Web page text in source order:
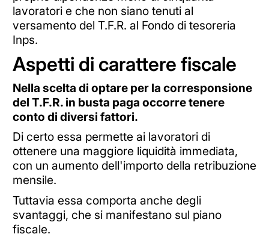
lavoratori e che non siano tenuti al
versamento del T.F.R. al Fondo di tesoreria
Inps.
Aspetti di carattere fiscale
Nella scelta di optare per la corresponsione
del T.F.R. in busta paga occorre tenere
conto di diversi fattori.
Di certo essa permette ai lavoratori di
ottenere una maggiore liquidità immediata,
con un aumento dell'importo della retribuzione
mensile.
Tuttavia essa comporta anche degli
svantaggi, che si manifestano sul piano
fiscale.